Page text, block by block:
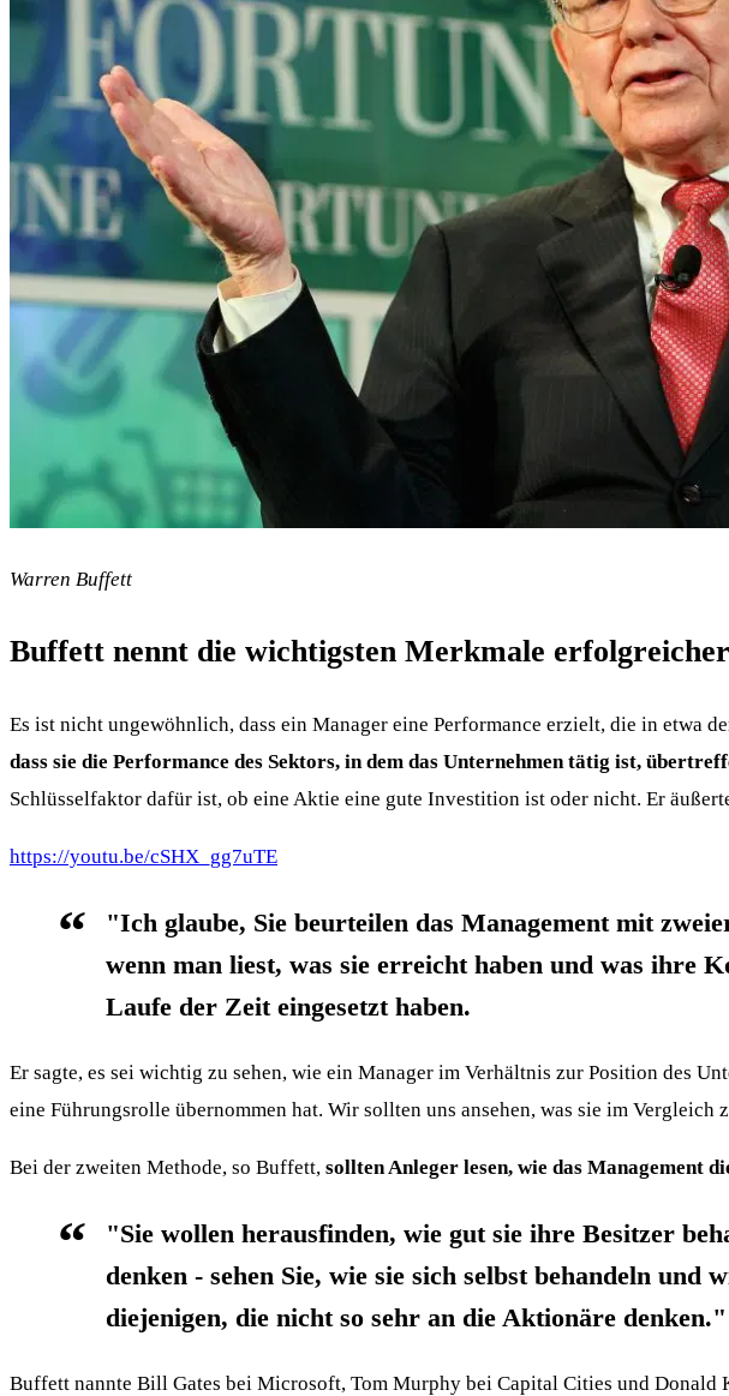
Warren Buffett
Buffett nennt die wichtigsten Merkmale
Es ist nicht ungewöhnlich, dass ein Manager eine Performance erzielt, die in etwa
dass sie die Performance des Sektors, in dem das Unternehmen tätig ist,
Schlüsselfaktor dafür ist, ob eine Aktie eine gute Investition ist oder nicht. Er
https://youtu.be/cSHX_gg7uTE
"Ich glaube, Sie beurteilen das Management mit
wenn man liest, was sie erreicht haben und was ihre
Laufe der Zeit eingesetzt haben.
Er sagte, es sei wichtig zu sehen, wie ein Manager im Verhältnis zur Position des
eine Führungsrolle übernommen hat. Wir sollten uns ansehen, was sie im Vergleich
Bei der zweiten Methode, so Buffett, sollten Anleger lesen, wie das Management
"Sie wollen herausfinden, wie gut sie ihre Besitzer
denken - sehen Sie, wie sie sich selbst behandeln
diejenigen, die nicht so sehr an die Aktionäre denken."
Buffett nannte Bill Gates bei Microsoft, Tom Murphy bei Capital Cities und Donald